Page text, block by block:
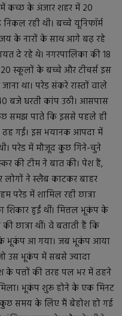
में कच्छ के अंजार शहर में 20
रही थी। बच्चे यूनिफॉर्म
जय के नारों के साथ आगे बढ़ रहे
दे रहे थे। नगरपालिका की 18
स्कूलों के बच्चे और टीचर्स इस
था। परेड संकरे रास्तों वाले
बजे धरती कांप उठी। आसपास
कुछ समझ पाते कि इससे पहले ही
गईं। इस भयानक आपदा में
परेड में मौजूद कुछ गिने-चुने
की टीम ने बात की। पेश हैं,
ने स्लैब काटकर बाहर
परेड में शामिल रही छात्रा
हुईं थीं। मित्तल भूकंप के
छात्रा थीं। वे बताती हैं कि
भूकंप आ गया। जब भूकंप आया
उस भूकंप में सबसे ज्यादा
के पत्तों की तरह पल भर में ढहने
भूकंप शुरू होने के एक मिनट
समय के लिए मैं बेहोश हो गई